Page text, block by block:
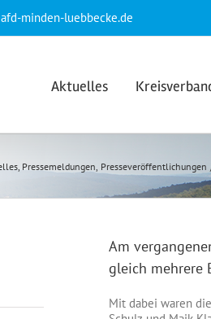
minden-luebbecke.de
Aktuelles
Pressemeldungen Presseveröffentlichungen
Am
gleich mehrere
Mit dabei waren